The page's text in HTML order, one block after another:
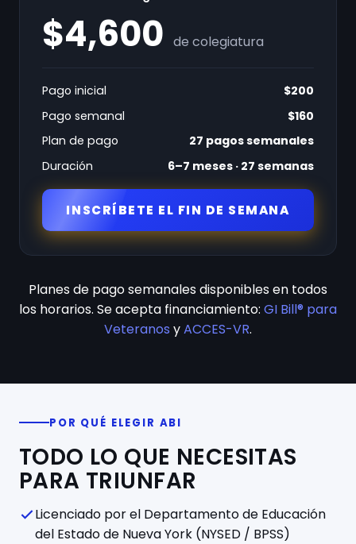
$4,600 de colegiatura
Pago inicial
$200
Pago semanal
$160
Plan de pago
27 pagos semanales
Duración
6–7 meses · 27 semanas
INSCRÍBETE EL FIN DE SEMANA
Planes de pago semanales disponibles en todos
los horarios. Se acepta financiamiento: GI Bill® para
Veteranos yACCES-VR.
POR QUÉ ELEGIR ABI
TODO LO QUE NECESITAS
PARA TRIUNFAR
Licenciado por el Departamento de Educación
del Estado de Nueva York (NYSED / BPSS)